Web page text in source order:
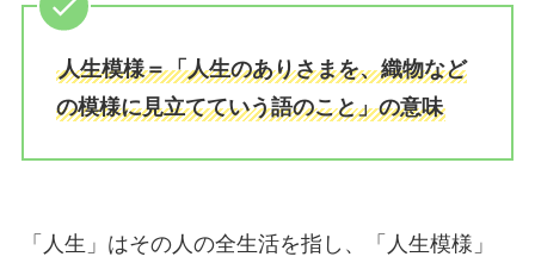
人生模様＝「人生のありさまを、織物など
の模様に見立てていう語のこと」の意味
「人生」はその人の全生活を指し、「人生模様」